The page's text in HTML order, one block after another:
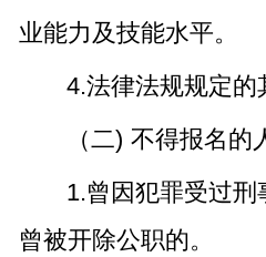
业能力及技能水平。
4.法律法规规定的
（二) 不得报名的
1.曾因犯罪受过
曾被开除公职的。